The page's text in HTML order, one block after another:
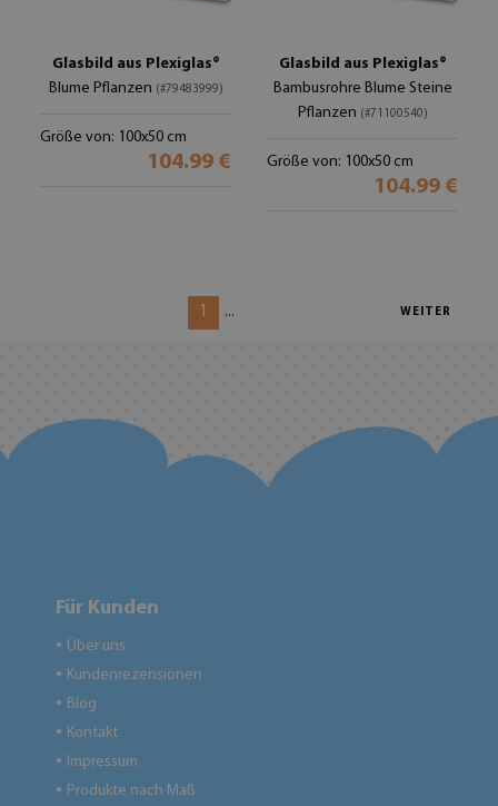
Glasbild aus Plexiglas®
Blume Pflanzen (#79483999)
Größe von: 100x50 cm
104.99 €
Glasbild aus Plexiglas®
Bambusrohre Blume Steine
Pflanzen (#71100540)
Größe von: 100x50 cm
104.99 €
1 ... WEITER
Für Kunden
● Über uns
● Kundenrezensionen
● Blog
● Kontakt
● Impressum
● Produkte nach Maß